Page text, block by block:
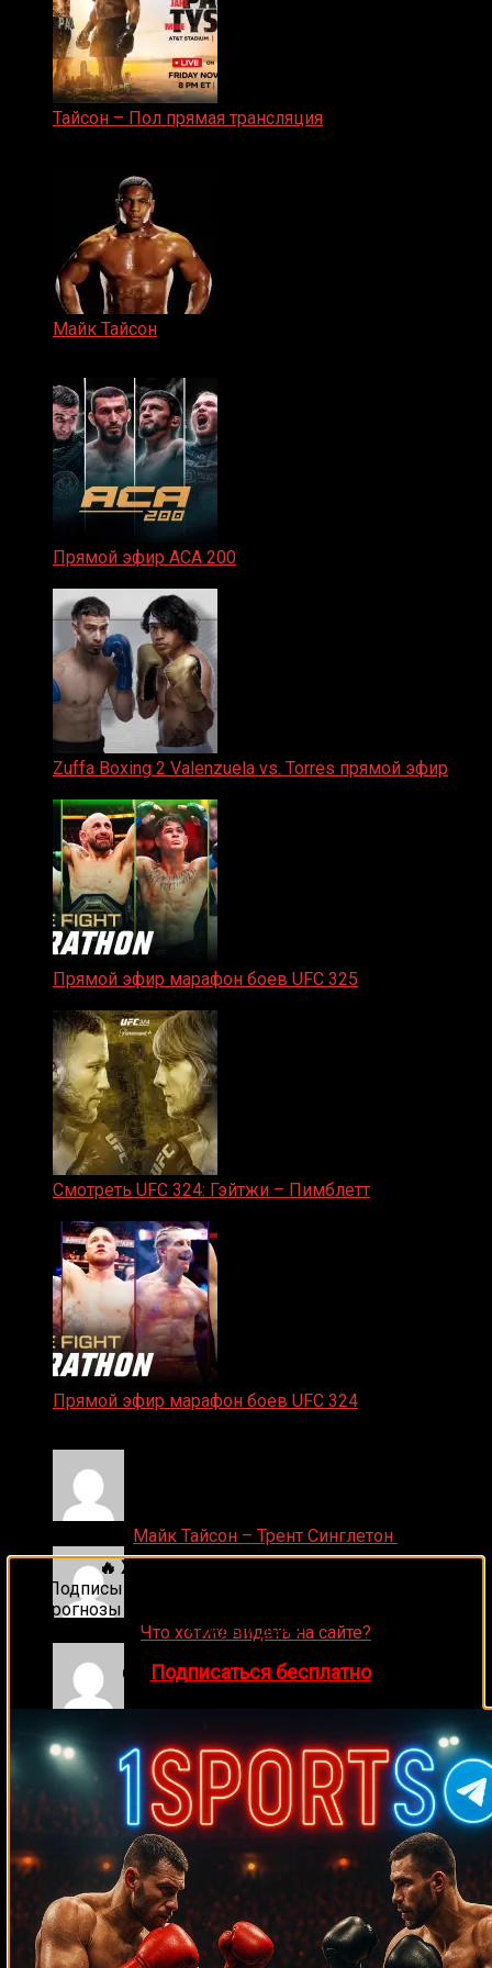
Тайсон – Пол прямая трансляция
Майк Тайсон
Прямой эфир ACA 200
Zuffa Boxing 2 Valenzuela vs. Torres прямой эфир
Прямой эфир марафон боев UFC 325
Смотреть UFC 324: Гэйтжи – Пимблетт
Прямой эфир марафон боев UFC 324
Майк Тайсон – Трент Синглетон
Что хотите видеть на сайте?
Денис on
Ляяляляляояо onСмотреть UFC 324: Гэйтжи –
Пимблетт
Medik onСмотреть UFC 322 Делла Маддалена –
🔥 Хочешь зарабатывать на спорте?
Подписывайся на наш Telegram-канал
прогнозы на единоборства и другие виды спорта
каждый день!
👉 Подписаться бесплатно